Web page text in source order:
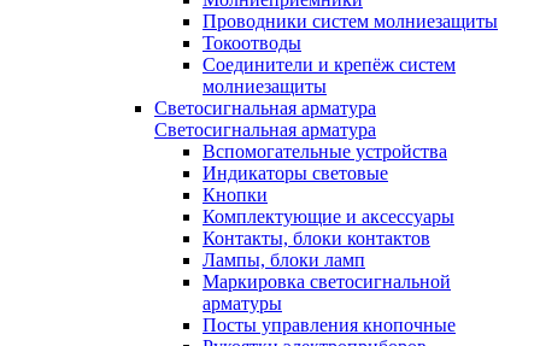
Проводники систем молниезащиты
Токоотводы
Соединители и крепёж систем
молниезащиты
Светосигнальная арматура
Светосигнальная арматура
Вспомогательные устройства
Индикаторы световые
Кнопки
Комплектующие и аксессуары
Контакты, блоки контактов
Лампы, блоки ламп
Маркировка светосигнальной
арматуры
Посты управления кнопочные